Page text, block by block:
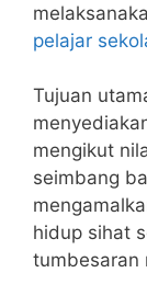
pelajar
Tujuan
mengikut
seimbang
hidup sihat
tumbesaran